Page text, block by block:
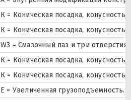
К = Коническая посадка, конусность
К = Коническая посадка, конусность
W3 = Смазочный паз и три
К = Коническая посадка, конусность
К = Коническая посадка, конусность
E = Увеличенная